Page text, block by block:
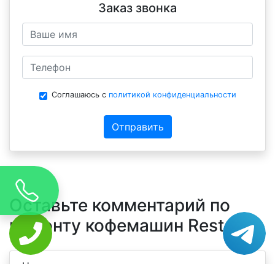
Заказ звонка
Соглашаюсь с политикой конфиденциальности
Отправить
Оставьте комментарий по
ремонту кофемашин Restart